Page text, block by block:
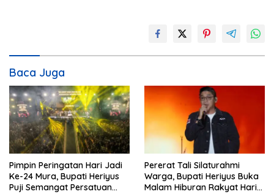
Baca Juga
Pimpin Peringatan Hari Jadi
Ke-24 Mura, Bupati Heriyus
Puji Semangat Persatuan
Pererat Tali Silaturahmi
Warga, Bupati Heriyus Buka
Malam Hiburan Rakyat Hari